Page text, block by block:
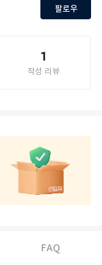
팔로우
1
작성 리뷰
FAQ